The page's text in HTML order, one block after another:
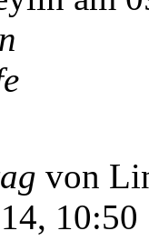
von
10:50